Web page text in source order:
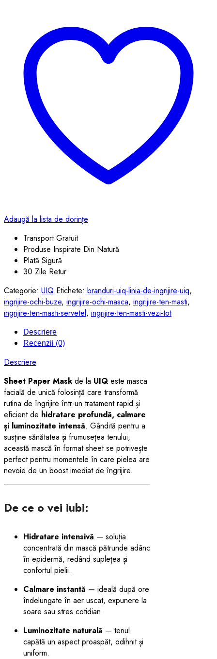
Adaugă la lista de dorințe
Transport Gratuit
Produse Inspirate Din Natură
Plată Sigură
30 Zile Retur
Categorie: UIQ Etichete: branduri-uiq-linia-de-ingrijire-uiq,
ingrijire-ochi-buze, ingrijire-ochi-masca, ingrijire-ten-masti,
ingrijire-ten-masti-servetel, ingrijire-ten-masti-vezi-tot
Descriere
Recenzii (0)
Descriere
Sheet Paper Maskde la UIQ este masca
facială de unică folosință care transformă
rutina de îngrijire într-un tratament rapid și
eficient de hidratare profundă, calmare
și luminozitate intensă. Gândită pentru a
susține sănătatea și frumusețea tenului,
această mască în format sheet se potrivește
perfect pentru momentele în care pielea are
nevoie de un boost imediat de îngrijire.
De ce o vei iubi:
Hidratare intensivă — soluția
concentrată din mască pătrunde adânc
în epidermă, redând suplețea și
confortul pielii.
Calmare instantă — ideală după ore
îndelungate în aer uscat, expunere la
soare sau stres cotidian.
Luminozitate naturală — tenul
capătă un aspect proaspăt, odihnit și
uniform.